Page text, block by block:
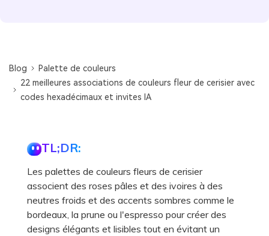
Blog
Palette de couleurs
22 meilleures associations de couleurs fleur de cerisier avec
codes hexadécimaux et invites IA
TL;DR:
Les palettes de couleurs fleurs de cerisier
associent des roses pâles et des ivoires à des
neutres froids et des accents sombres comme le
bordeaux, la prune ou l'espresso pour créer des
designs élégants et lisibles tout en évitant un